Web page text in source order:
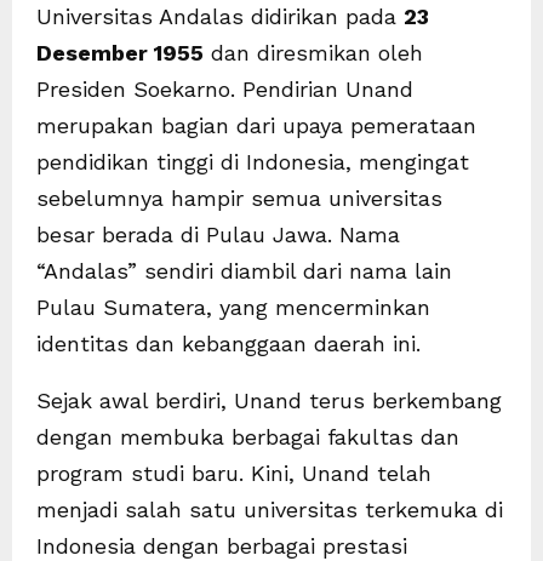
Universitas Andalas didirikan pada 23
Desember 1955 dan diresmikan oleh
Presiden Soekarno. Pendirian Unand
merupakan bagian dari upaya pemerataan
pendidikan tinggi di Indonesia, mengingat
sebelumnya hampir semua universitas
besar berada di Pulau Jawa. Nama
“Andalas” sendiri diambil dari nama lain
Pulau Sumatera, yang mencerminkan
identitas dan kebanggaan daerah ini.
Sejak awal berdiri, Unand terus berkembang
dengan membuka berbagai fakultas dan
program studi baru. Kini, Unand telah
menjadi salah satu universitas terkemuka di
Indonesia dengan berbagai prestasi